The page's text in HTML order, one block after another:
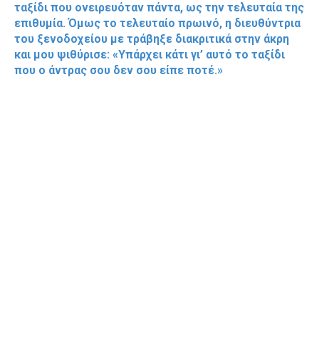
ταξίδι που ονειρευόταν πάντα, ως την τελευταία της
επιθυμία. Όμως το τελευταίο πρωινό, η διευθύντρια
του ξενοδοχείου με τράβηξε διακριτικά στην άκρη
και μου ψιθύρισε: «Υπάρχει κάτι γι’ αυτό το ταξίδι
που ο άντρας σου δεν σου είπε ποτέ.»